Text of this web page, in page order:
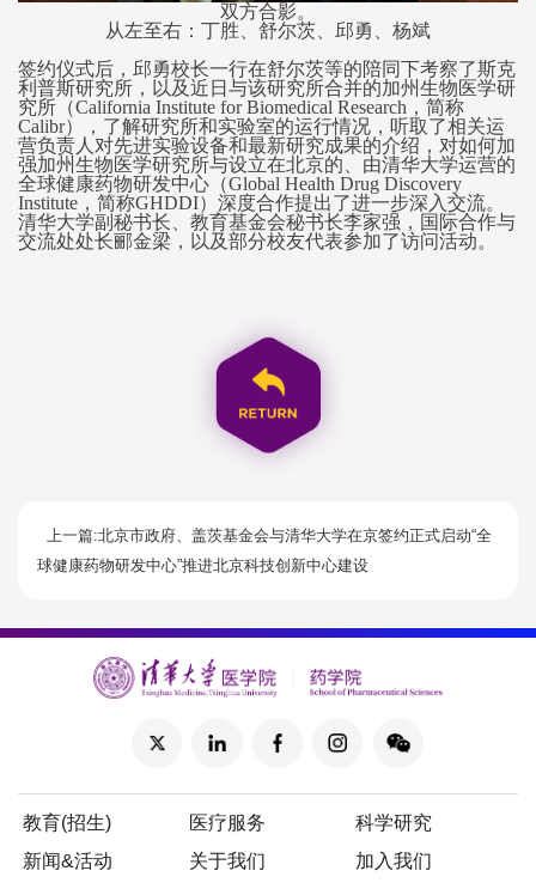
双方合影。
从左至右：丁胜、舒尔茨、邱勇、杨斌
签约仪式后，邱勇校长一行在舒尔茨等的陪同下考察了斯克
利普斯研究所，以及近日与该研究所合并的加州生物医学研
究所（California Institute for Biomedical Research，简称
Calibr），了解研究所和实验室的运行情况，听取了相关运
营负责人对先进实验设备和最新研究成果的介绍，对如何加
强加州生物医学研究所与设立在北京的、由清华大学运营的
全球健康药物研发中心（Global Health Drug Discovery
Institute，简称GHDDI）深度合作提出了进一步深入交流。
清华大学副秘书长、教育基金会秘书长李家强，国际合作与
交流处处长郦金梁，以及部分校友代表参加了访问活动。
上一篇:北京市政府、盖茨基金会与清华大学在京签约正式启动“全
球健康药物研发中心”推进北京科技创新中心建设
教育(招生) 医疗服务
科学研究
新闻&活动
关于我们 加入我们